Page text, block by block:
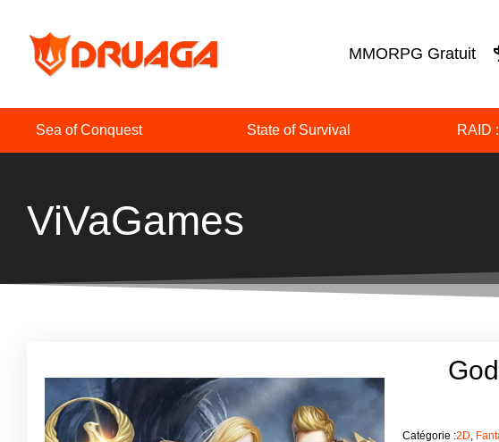
MMORPG Gratuit
Sea of Conquest State of Survival RAID
ViVaGames
Catégorie :2D,